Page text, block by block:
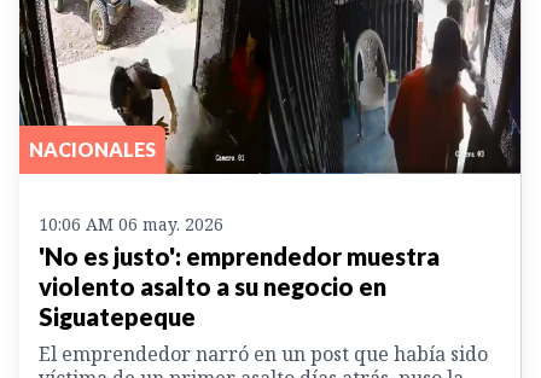
NACIONALES
10:06 AM 06 may. 2026
'No es justo': emprendedor muestra
violento asalto a su negocio en
Siguatepeque
El emprendedor narró en un post que había sido